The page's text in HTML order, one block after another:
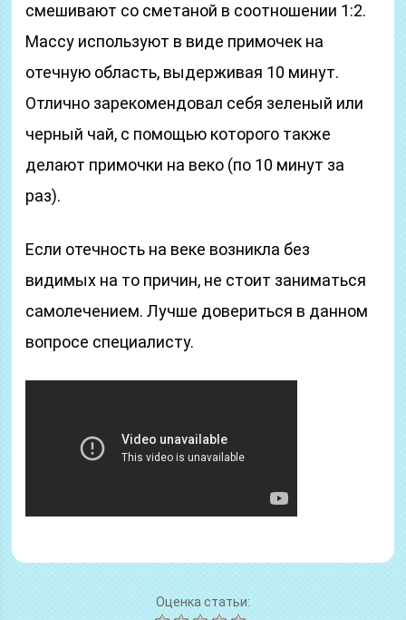
смешивают со сметаной в соотношении 1:2.
Массу используют в виде примочек на
отечную область, выдерживая 10 минут.
Отлично зарекомендовал себя зеленый или
черный чай, с помощью которого также
делают примочки на веко (по 10 минут за
раз).
Если отечность на веке возникла без
видимых на то причин, не стоит заниматься
самолечением. Лучше довериться в данном
вопросе специалисту.
Оценка статьи: